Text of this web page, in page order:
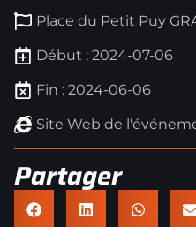
Place du Petit Puy
Début : 2024-07-06
Fin : 2024-06-06
Site Web de
Partager